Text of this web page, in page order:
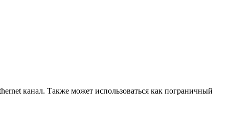
канал. Также может использоваться как пограничный